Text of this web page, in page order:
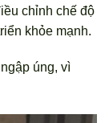
chỉnh chế độ
khỏe mạnh.
úng, vì